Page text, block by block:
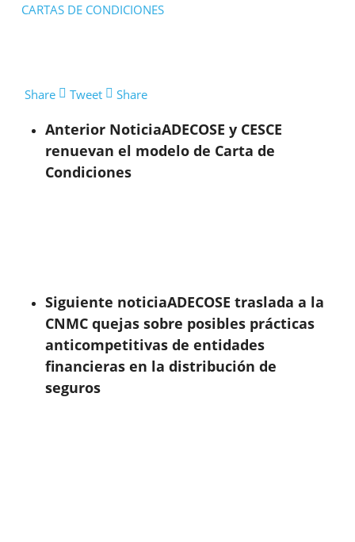
CARTAS DE CONDICIONES
Share Tweet Share
Anterior NoticiaADECOSE y CESCE
renuevan el modelo de Carta de
Condiciones
Siguiente noticiaADECOSE traslada a la
CNMC quejas sobre posibles prácticas
anticompetitivas de entidades
financieras en la distribución de
seguros